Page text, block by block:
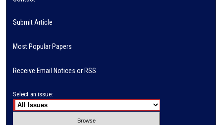
Submit Article
Most Popular Papers
Receive Email Notices or RSS
Select an issue: